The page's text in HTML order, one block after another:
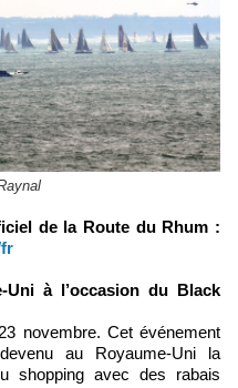
de la Route du Rhum :
Uni à l’occasion du Black
novembre. Cet événement
au Royaume-Uni la
shopping avec des rabais